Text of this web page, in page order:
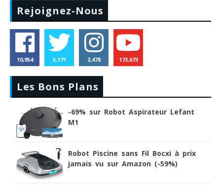
Rejoignez-Nous
10,954 5,171 2,478 173,673
Les Bons Plans
-69% sur Robot Aspirateur Lefant
M1
Robot Piscine sans Fil Bocxi à prix
jamais vu sur Amazon (-59%)